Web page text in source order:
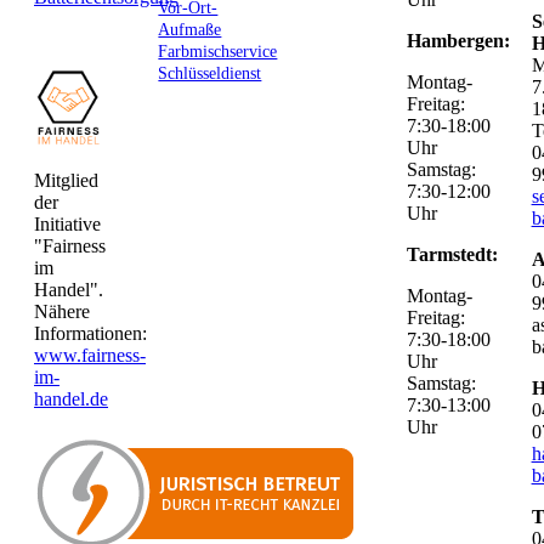
Mitglied
der
Initiative
"Fairness
im
Handel".
Nähere
Informationen:
www.fairness-
im-
handel.de
Vor-Ort-
Aufmaße
Farbmischservice
Schlüsseldienst
Hambergen:
Montag-
Freitag:
7:30-18:00
Uhr
Samstag:
7:30-12:00
Uhr
Tarmstedt:
Montag-
Freitag:
7:30-18:00
Uhr
Samstag:
7:30-13:00
Uhr